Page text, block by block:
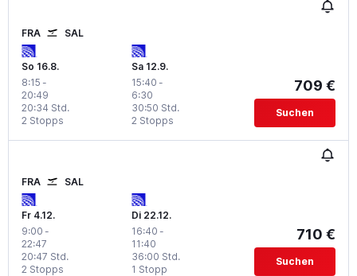
FRA SAL
So 16.8.
8:15 -
20:49
2 Stopps
20:34 Std.
Sa 12.9.
15:40 -
6:30
2 Stopps
30:50 Std.
709 €
Suchen
FRA SAL
Fr 4.12.
9:00 -
22:47
2 Stopps
20:47 Std.
Di 22.12.
16:40 -
11:40
1 Stopp
36:00 Std.
710 €
Suchen